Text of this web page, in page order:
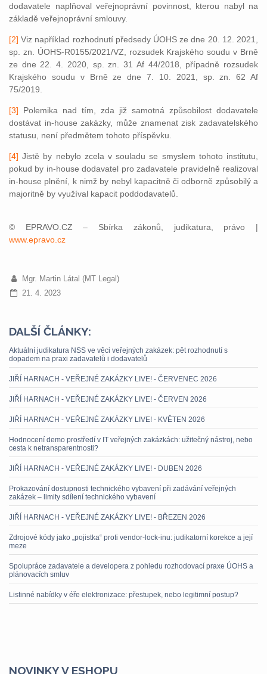
dodavatele naplňoval veřejnoprávní povinnost, kterou nabyl na
základě veřejnoprávní smlouvy.
[2] Viz například rozhodnutí předsedy ÚOHS ze dne 20. 12. 2021,
sp. zn. ÚOHS-R0155/2021/VZ, rozsudek Krajského soudu v Brně
ze dne 22. 4. 2020, sp. zn. 31 Af 44/2018, případně rozsudek
Krajského soudu v Brně ze dne 7. 10. 2021, sp. zn. 62 Af
75/2019.
[3] Polemika nad tím, zda již samotná způsobilost dodavatele
dostávat in-house zakázky, může znamenat zisk zadavatelského
statusu, není předmětem tohoto příspěvku.
[4] Jistě by nebylo zcela v souladu se smyslem tohoto institutu,
pokud by in-house dodavatel pro zadavatele pravidelně realizoval
in-house plnění, k nimž by nebyl kapacitně či odborně způsobilý a
majoritně by využíval kapacit poddodavatelů.
© EPRAVO.CZ – Sbírka zákonů, judikatura, právo |
www.epravo.cz
Mgr. Martin Látal (MT Legal)
21. 4. 2023
DALŠÍ ČLÁNKY:
Aktuální judikatura NSS ve věci veřejných zakázek: pět rozhodnutí s
dopadem na praxi zadavatelů i dodavatelů
JIŘÍ HARNACH - VEŘEJNÉ ZAKÁZKY LIVE! - ČERVENEC 2026
JIŘÍ HARNACH - VEŘEJNÉ ZAKÁZKY LIVE! - ČERVEN 2026
JIŘÍ HARNACH - VEŘEJNÉ ZAKÁZKY LIVE! - KVĚTEN 2026
Hodnocení demo prostředí v IT veřejných zakázkách: užitečný nástroj, nebo
cesta k netransparentnosti?
JIŘÍ HARNACH - VEŘEJNÉ ZAKÁZKY LIVE! - DUBEN 2026
Prokazování dostupnosti technického vybavení při zadávání veřejných
zakázek – limity sdílení technického vybavení
JIŘÍ HARNACH - VEŘEJNÉ ZAKÁZKY LIVE! - BŘEZEN 2026
Zdrojové kódy jako „pojistka“ proti vendor-lock-inu: judikatorní korekce a její
meze
Spolupráce zadavatele a developera z pohledu rozhodovací praxe ÚOHS a
plánovacích smluv
Listinné nabídky v éře elektronizace: přestupek, nebo legitimní postup?
NOVINKY V ESHOPU